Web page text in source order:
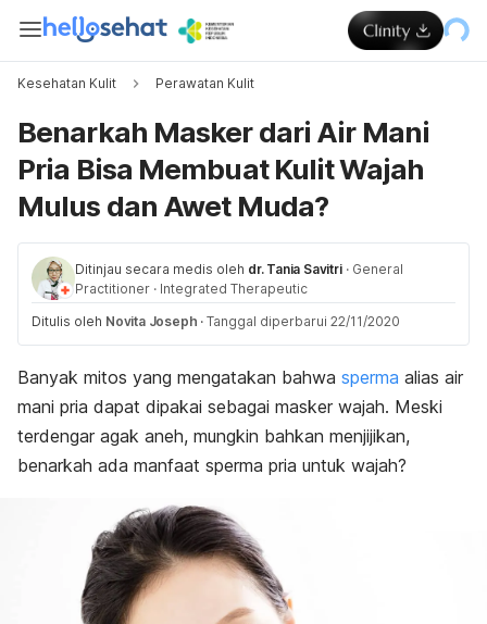
Kesehatan Kulit Perawatan Kulit
Benarkah Masker dari Air Mani
Pria Bisa Membuat Kulit Wajah
Mulus dan Awet Muda?
Ditinjau secara medis oleh dr. Tania Savitri · General
Practitioner · Integrated Therapeutic
Ditulis oleh Novita Joseph · Tanggal diperbarui 22/11/2020
Banyak mitos yang mengatakan bahwa sperma alias air
mani pria dapat dipakai sebagai masker wajah. Meski
terdengar agak aneh, mungkin bahkan menjijikan,
benarkah ada manfaat sperma pria untuk wajah?